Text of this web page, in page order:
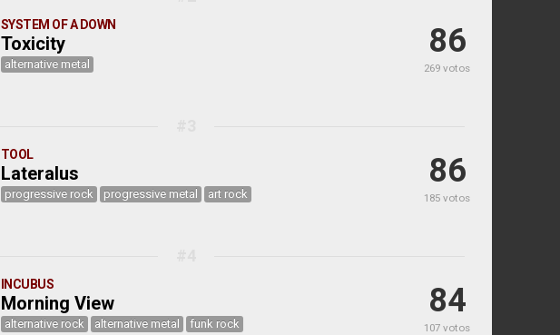
86
269 votos
SYSTEM OF A DOWN
Toxicity
alternative metal
86
185 votos
TOOL
Lateralus
progressive rock progressive metal art rock
84
107 votos
INCUBUS
Morning View
alternative rock alternative metal funk rock